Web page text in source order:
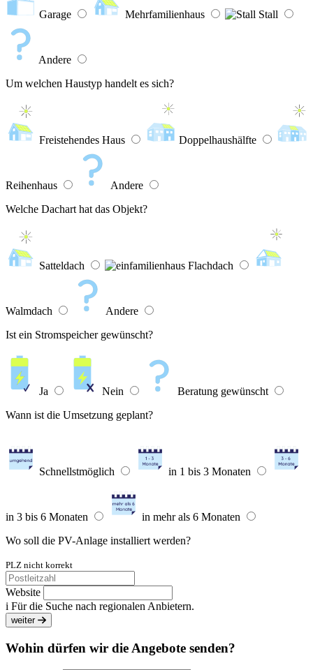
Garage Mehrfamilienhaus Stall
Andere
Um welchen Haustyp handelt es sich?
Freistehendes Haus Doppelhaushälfte
Reihenhaus
Andere
Welche Dachart hat das Objekt?
Satteldach Flachdach
Walmdach
Andere
Ist ein Stromspeicher gewünscht?
Ja Nein
Beratung gewünscht
Wann ist die Umsetzung geplant?
Schnellstmöglich in 1 bis 3 Monaten
in 3 bis 6 Monaten
in mehr als 6 Monaten
Wo soll die PV-Anlage installiert werden?
PLZ nicht korrekt
Website
i Für die Suche nach regionalen Anbietern.
weiter
Wohin dürfen wir die Angebote senden?